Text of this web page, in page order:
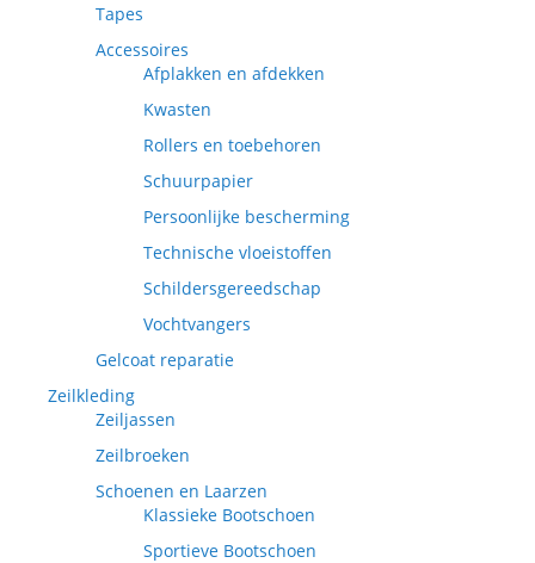
Tapes
Accessoires
Afplakken en afdekken
Kwasten
Rollers en toebehoren
Schuurpapier
Persoonlijke bescherming
Technische vloeistoffen
Schildersgereedschap
Vochtvangers
Gelcoat reparatie
Zeilkleding
Zeiljassen
Zeilbroeken
Schoenen en Laarzen
Klassieke Bootschoen
Sportieve Bootschoen